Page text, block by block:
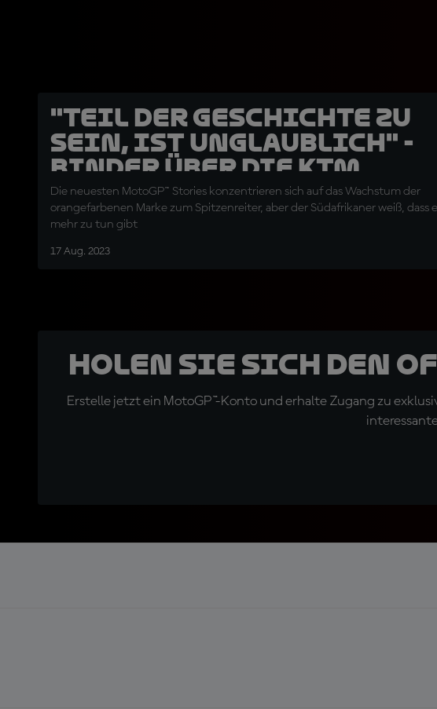
"Teil der Geschichte zu
sein, ist unglaublich" -
Binder über die KTM
Evolution
Die neuesten MotoGP™ Stories konzentrieren sich auf das Wachstum der
orangefarbenen Marke zum Spitzenreiter, aber der Südafrikaner weiß, dass
mehr zu tun gibt
17 Aug. 2023
Holen Sie sich den
Erstelle jetzt ein MotoGP™-Konto und erhalte Zugang zu